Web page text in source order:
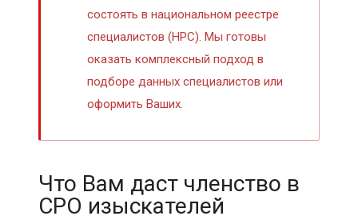
состоять в национальном реестре
специалистов (НРС). Мы готовы
оказать комплексный подход в
подборе данных специалистов или
оформить Ваших.
Что Вам даст членство в
СРО изыскателей